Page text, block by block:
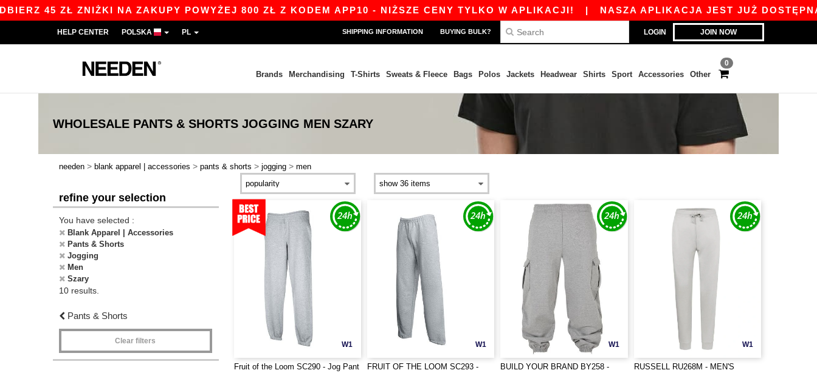
45 ZŁ ZNIŻKI NA ZAKUPY POWYŻEJ 800 ZŁ Z KODEM APP10 - NIŻSZE CENY TYLKO W APLIKACJI!| NASZA APLIKACJA JEST JUŻ DOSTĘPNA
LOGIN JOIN NOW
HELP CENTER POLSKA PL SHIPPING INFORMATION BUYING BULK?
0
Brands Merchandising T-Shirts Sweats & Fleece Bags Polos Jackets Headwear Shirts Sport Accessories Other
WHOLESALE PANTS & SHORTS JOGGING MEN SZARY
needen > blank apparel | accessories > pants & shorts > jogging > men
refine your selection
You have selected :
Blank Apparel | Accessories
Pants & Shorts
Jogging
Men
Szary
10 results.
Pants & Shorts
Clear filters W1
Fruit of the Loom SC290 - Jog Pant
W1
FRUIT OF THE LOOM SC293 -
W1
BUILD YOUR BRAND BY258 -
W1
RUSSELL RU268M - MEN'S